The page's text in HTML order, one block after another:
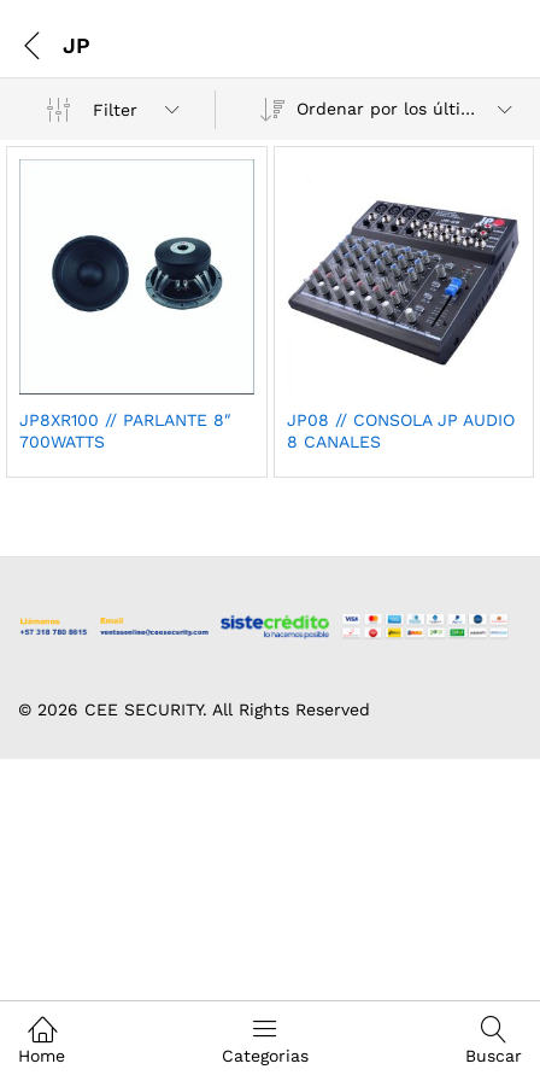
JP
Filter Ordenar por los últimos
JP8XR100 // PARLANTE 8″
700WATTS
JP08 // CONSOLA JP AUDIO
8 CANALES
© 2026 CEE SECURITY. All Rights Reserved
Home Categorias Buscar